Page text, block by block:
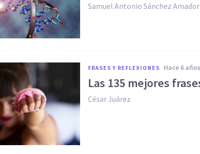
Samuel Antonio Sánchez Amador
FRASES Y REFLEXIONES hace 6 años
Las 135 mejores
César Juárez